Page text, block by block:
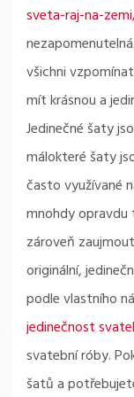
sveta-raj-na-
všichni
mít krásnou a
Jedinečné šaty
málokteré šaty
často využívané
mnohdy opravdu
zároveň
originální,
podle vlastního
jedinečnost
svatební róby.
šatů a